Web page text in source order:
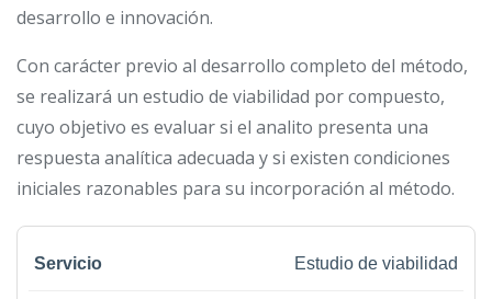
desarrollo e innovación.
Con carácter previo al desarrollo completo del método,
se realizará un estudio de viabilidad por compuesto,
cuyo objetivo es evaluar si el analito presenta una
respuesta analítica adecuada y si existen condiciones
iniciales razonables para su incorporación al método.
Estudio de viabilidad